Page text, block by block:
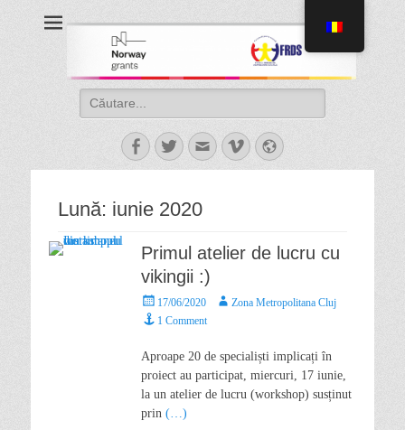
Proiect Pata 2.0
Asociaţia de Dezvoltare Intercomunitară Zona Metropolitană Cluj
Lună: iunie 2020
Primul atelier de lucru cu
vikingii :)
17/06/2020
Zona Metropolitana Cluj
1 Comment
Aproape 20 de specialiști implicați în
proiect au participat, miercuri, 17 iunie,
la un atelier de lucru (workshop) susținut
prin (…)